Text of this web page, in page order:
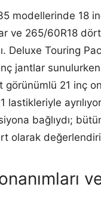
modellerinde 18
ve 265/60R18
Deluxe Touring
jantlar
görünümlü 21 inç
lastikleriyle
bağlıydı;
olarak